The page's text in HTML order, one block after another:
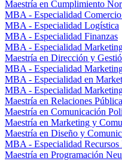
Maestría en Cumplimiento
MBA - Especialidad
MBA - Especialidad Logística
MBA - Especialidad Finanzas
MBA - Especialidad
Maestría en Dirección y
MBA - Especialidad
MBA - Especialidad en
MBA - Especialidad
Maestría en Relaciones
Maestría en Comunicación
Maestría en Marketing y
Maestría en Diseño y
MBA - Especialidad Recursos
Maestría en Programación